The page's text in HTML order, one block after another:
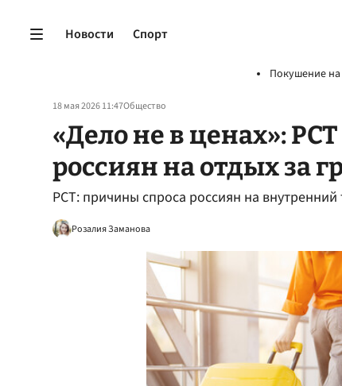
Новости Спорт
Покушение на
18 мая 2026 11:47Общество
«Дело не в ценах»:
россиян на отдых за
РСТ: причины спроса россиян на
Розалия Заманова